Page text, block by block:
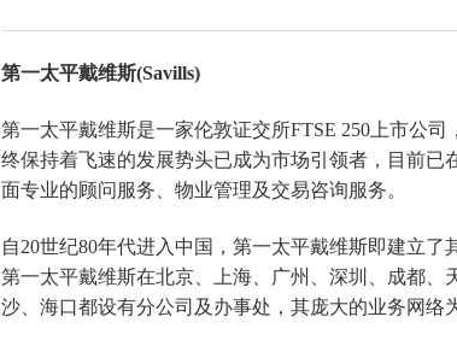
第一太平戴维斯(Savills)
第一太平戴维斯是一家伦敦证交所FTSE 250上市公
终保持着飞速的发展势头已成为市场引领者，目前
面专业的顾问服务、物业管理及交易咨询服务。
自20世纪80年代进入中国，第一太平戴维斯即建立
第一太平戴维斯在北京、上海、广州、深圳、成都
沙、海口都设有分公司及办事处，其庞大的业务网络